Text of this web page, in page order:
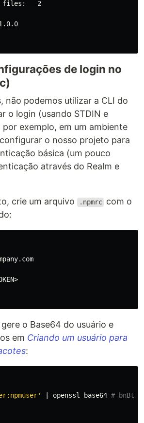
files:   2
de login no
não podemos utilizar a CLI do
o login (usando STDIN e
por exemplo, em um ambiente
o nosso projeto para
básica (um pouco
através do Realm e
crie um arquivo .npmrc com o
o Base64 do usuário e
em Criando um usuário para
:
| openssl base64 #